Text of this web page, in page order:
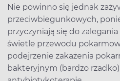
Nie powinno się jednak
przeciwbiegunkowych,
przyczyniają się do
świetle przewodu
podejrzenie zakażenia
bakteryjnym (bardzo